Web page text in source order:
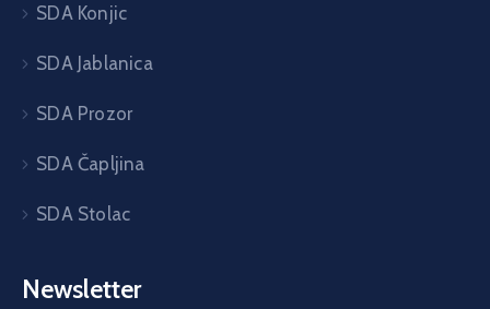
SDA Konjic
SDA Jablanica
SDA Prozor
SDA Čapljina
SDA Stolac
Newsletter